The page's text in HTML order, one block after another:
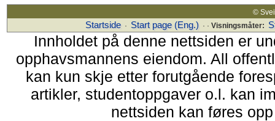
©
Startside · Start page (Eng.) · · Visningsmåter:
Innholdet på denne nettsiden er
opphavsmannens eiendom. All
kan kun skje etter forutgående
artikler, studentoppgaver o.l. kan
nettsiden kan føres